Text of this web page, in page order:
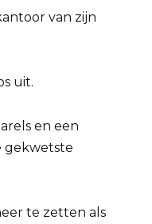
van zijn
uit.
en een
gekwetste
te zetten als